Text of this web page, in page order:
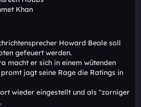
Khan
Howard Beale soll
gefeuert werden.
macht er sich in einem wütenden
jagt seine Rage die Ratings in
wieder eingestellt und als "zorniger